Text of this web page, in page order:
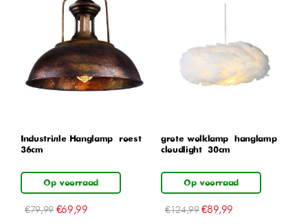
Industriële Hanglamp – roest –
36cm
Op voorraad
€79,99 €69,99
grote wolklamp – hanglamp –
cloudlight – 30cm
Op voorraad
€124,99 €89,99